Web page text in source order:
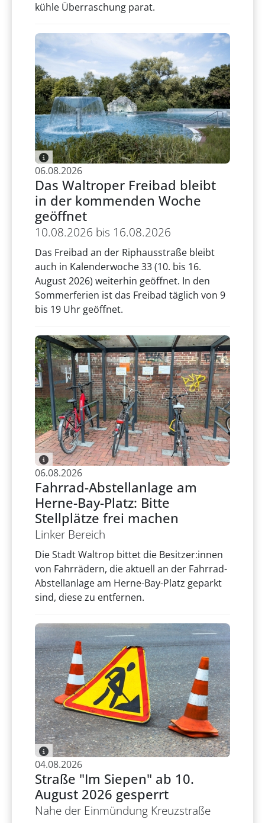
kühle Überraschung parat.
06.08.2026
Das Waltroper Freibad bleibt
in der kommenden Woche
geöffnet
10.08.2026 bis 16.08.2026
Das Freibad an der Riphausstraße bleibt
auch in Kalenderwoche 33 (10. bis 16.
August 2026) weiterhin geöffnet. In den
Sommerferien ist das Freibad täglich von 9
bis 19 Uhr geöffnet.
06.08.2026
Fahrrad-Abstellanlage am
Herne-Bay-Platz: Bitte
Stellplätze frei machen
Linker Bereich
Die Stadt Waltrop bittet die Besitzer:innen
von Fahrrädern, die aktuell an der Fahrrad-
Abstellanlage am Herne-Bay-Platz geparkt
sind, diese zu entfernen.
04.08.2026
Straße "Im Siepen" ab 10.
August 2026 gesperrt
Nahe der Einmündung Kreuzstraße